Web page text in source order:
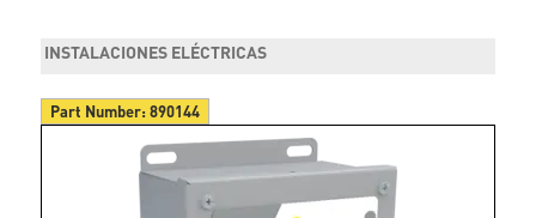
INSTALACIONES ELÉCTRICAS
Part Number:890144